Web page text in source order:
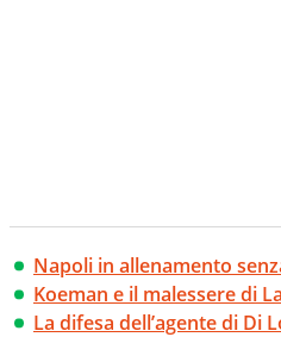
Napoli in allenamento
Koeman e il malessere di
La difesa dell’agente di Di